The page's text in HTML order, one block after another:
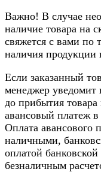
Важно! В случае
наличие товара на
свяжется с вами по
наличия продукции
Если заказанный
менеджер уведомит
до прибытия товара
авансовый платеж в
Оплата авансового
наличными,
оплатой
безналичным